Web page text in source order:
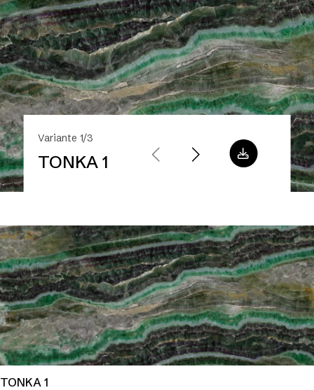
Variante 1/3
TONKA 1
TONKA 1